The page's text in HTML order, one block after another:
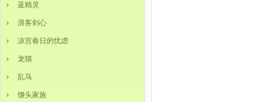
蓝精灵
浪客剑心
凉宫春日的忧虑
龙猫
乱马
馒头家族